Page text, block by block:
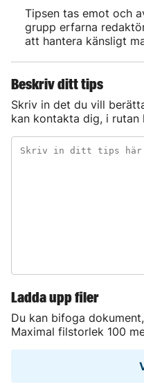
Tipsen tas emot och
grupp erfarna
att hantera känsligt
Beskriv ditt tips
Skriv in det du vill
kan kontakta dig, i rutan
Ladda upp filer
Du kan bifoga
Maximal filstorlek 100